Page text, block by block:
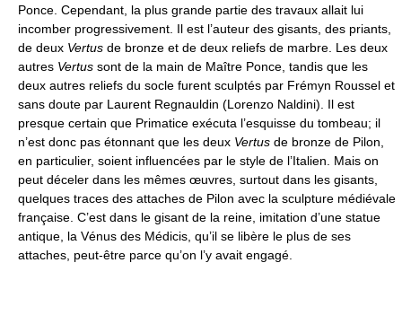
Ponce. Cependant, la plus grande partie des travaux allait lui
incomber progressivement. Il est l’auteur des gisants, des priants,
de deux Vertus de bronze et de deux reliefs de marbre. Les deux
autres Vertus sont de la main de Maître Ponce, tandis que les
deux autres reliefs du socle furent sculptés par Frémyn Roussel et
sans doute par Laurent Regnauldin (Lorenzo Naldini). Il est
presque certain que Primatice exécuta l’esquisse du tombeau; il
n’est donc pas étonnant que les deux Vertus de bronze de Pilon,
en particulier, soient influencées par le style de l’Italien. Mais on
peut déceler dans les mêmes œuvres, surtout dans les gisants,
quelques traces des attaches de Pilon avec la sculpture médiévale
française. C’est dans le gisant de la reine, imitation d’une statue
antique, la Vénus des Médicis, qu’il se libère le plus de ses
attaches, peut-être parce qu’on l’y avait engagé.